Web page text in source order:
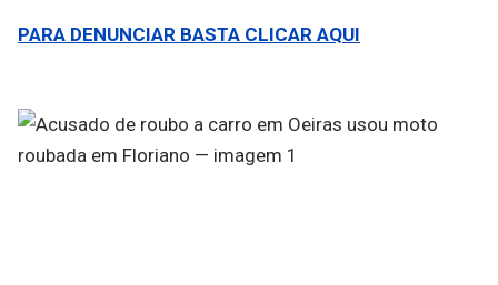
PARA DENUNCIAR BASTA CLICAR AQUI